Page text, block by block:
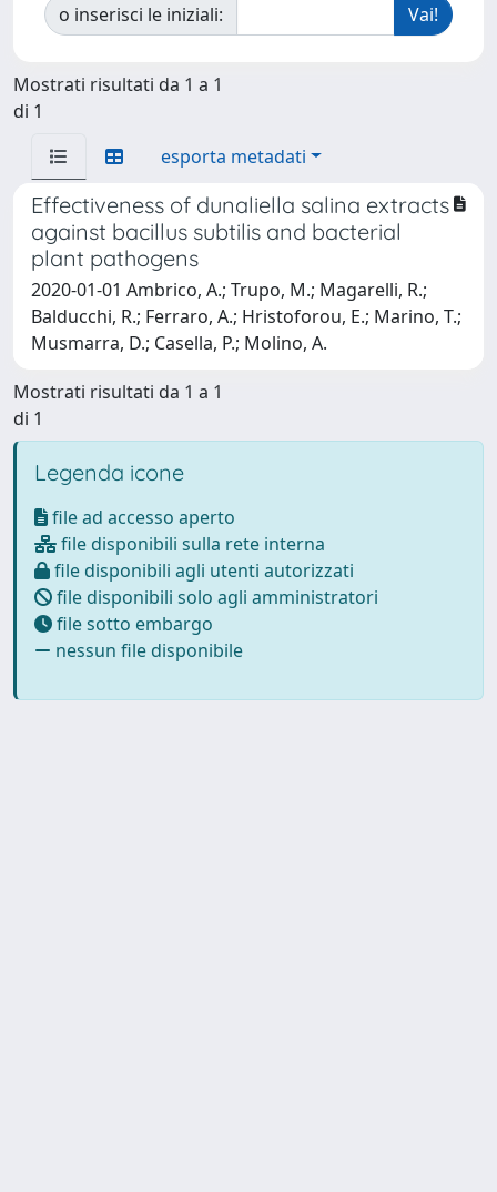
o inserisci le iniziali:
Mostrati risultati da 1 a 1
di 1
esporta metadati
Effectiveness of dunaliella salina extracts
against bacillus subtilis and bacterial
plant pathogens
2020-01-01 Ambrico, A.; Trupo, M.; Magarelli, R.;
Balducchi, R.; Ferraro, A.; Hristoforou, E.; Marino, T.;
Musmarra, D.; Casella, P.; Molino, A.
Mostrati risultati da 1 a 1
di 1
Legenda icone
file ad accesso aperto
file disponibili sulla rete interna
file disponibili agli utenti autorizzati
file disponibili solo agli amministratori
file sotto embargo
nessun file disponibile